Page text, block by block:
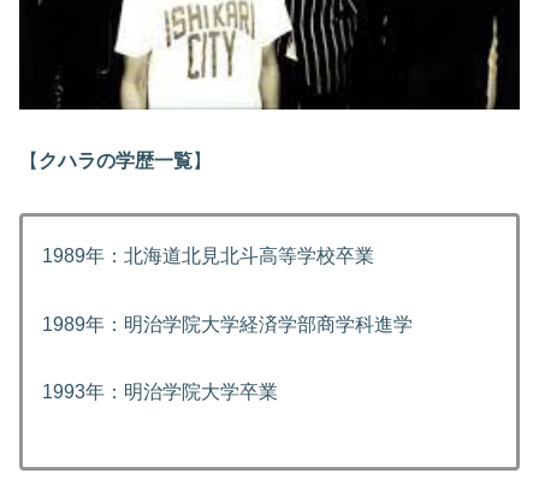
【 クハラの学歴一覧】
1989年：北海道北見北斗高等学校卒業
1989年：明治学院大学経済学部商学科進学
1993年：明治学院大学卒業